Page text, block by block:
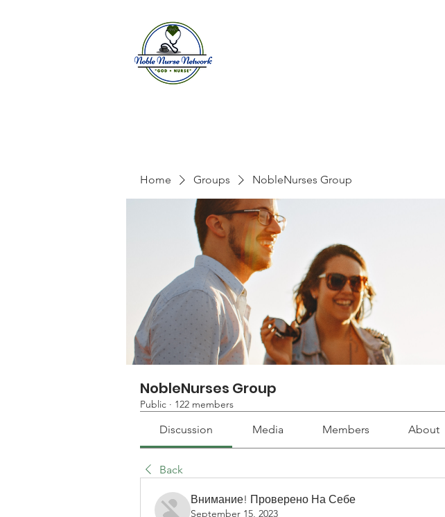
Home Groups NobleNurses Group
NobleNurses Group
Public · 122 members
Discussion Media Members About
Back
Внимание! Проверено На Себе
September 15, 2023